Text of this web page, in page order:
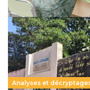
Analyses et